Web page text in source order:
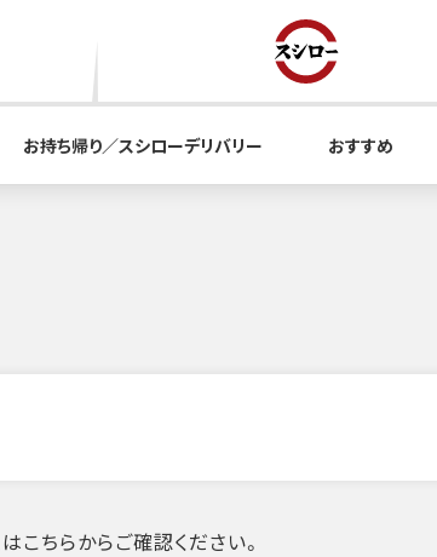
お持ち帰り／スシローデリバリー おすすめ
こちらからご確認ください。